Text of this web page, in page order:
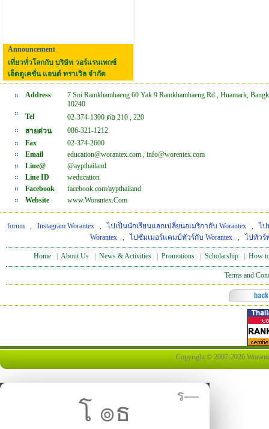
Announcement
เที่ยวทั่วโลกกับ บริษัท วอร์แรนเทกซ์
เอ็ดดูเคชั่น แอนด์ ทราเวิล จำกัด
Address
7 Soi Ramkhamhaeng 60 Yak 9 Ramkhamhaeng Rd., Huamark,
10240
Tel
02-374-1300 ต่อ 210 , 220
สายด่วน
086-321-1212
Fax
02-374-2600
Email
education@worantex.com , info@worentex.com
Line@
@aypthailand
Line ID
weducation
Facebook
facebook.com/aypthailand
Website
www.Worantex.Com
forum , Instagram Worantex , ไปเป็นนักเรียนแลกเปลี่ยนอเมริกากับ Worantex , ไป
Worantex, ไปซัมเมอร์แคมป์ทัวร์กับ Worantex, ไปทัวร์
Home About Us News & Activities Promotions Scholarship How
Terms and
Copyright © 2007-2026
โ ๏ธ
ร—